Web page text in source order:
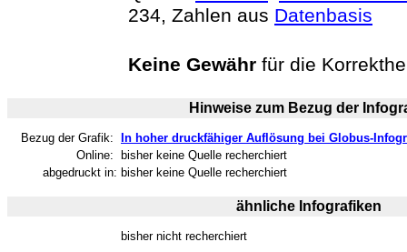
234, Zahlen aus Datenbasis
Keine Gewähr für die
Hinweise zum Bezug der
Bezug der Grafik:
In hoher druckfähiger Auflösung bei Globus-
Online:
bisher keine Quelle recherchiert
abgedruckt in: bisher keine Quelle recherchiert
ähnliche Infografiken
bisher nicht recherchiert